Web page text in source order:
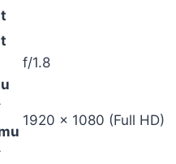
f/1.8
1920 x 1080 (Full HD)